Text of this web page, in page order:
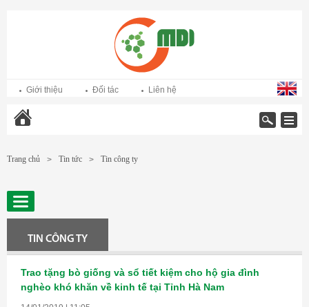
Giới thiệu Đối tác Liên hệ
Trang chủ > Tin tức > Tin công ty
TIN CÔNG TY
Trao tặng bò giống và sổ tiết kiệm cho hộ gia đình
nghèo khó khăn về kinh tế tại Tỉnh Hà Nam